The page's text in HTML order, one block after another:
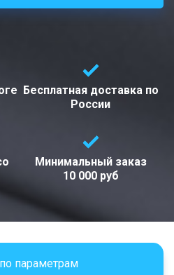
Бесплатная доставка по
России
Минимальный заказ
10 000 руб
параметрам